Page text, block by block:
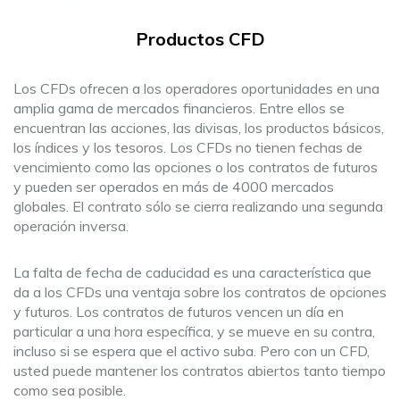
Productos CFD
Los CFDs ofrecen a los operadores oportunidades en una
amplia gama de mercados financieros. Entre ellos se
encuentran las acciones, las divisas, los productos básicos,
los índices y los tesoros. Los CFDs no tienen fechas de
vencimiento como las opciones o los contratos de futuros
y pueden ser operados en más de 4000 mercados
globales. El contrato sólo se cierra realizando una segunda
operación inversa.
La falta de fecha de caducidad es una característica que
da a los CFDs una ventaja sobre los contratos de opciones
y futuros. Los contratos de futuros vencen un día en
particular a una hora específica, y se mueve en su contra,
incluso si se espera que el activo suba. Pero con un CFD,
usted puede mantener los contratos abiertos tanto tiempo
como sea posible.